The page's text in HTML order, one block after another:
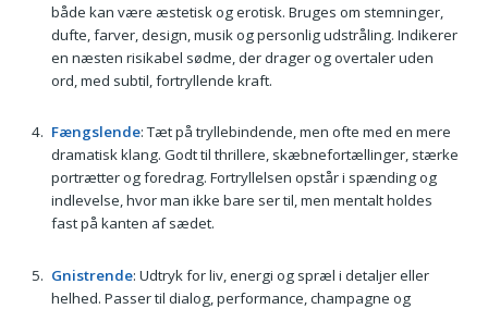
både kan være æstetisk og erotisk. Bruges om stemninger,
dufte, farver, design, musik og personlig udstråling. Indikerer
en næsten risikabel sødme, der drager og overtaler uden
ord, med subtil, fortryllende kraft.
Fængslende: Tæt på tryllebindende, men ofte med en mere
dramatisk klang. Godt til thrillere, skæbnefortællinger, stærke
portrætter og foredrag. Fortryllelsen opstår i spænding og
indlevelse, hvor man ikke bare ser til, men mentalt holdes
fast på kanten af sædet.
Gnistrende: Udtryk for liv, energi og spræl i detaljer eller
helhed. Passer til dialog, performance, champagne og